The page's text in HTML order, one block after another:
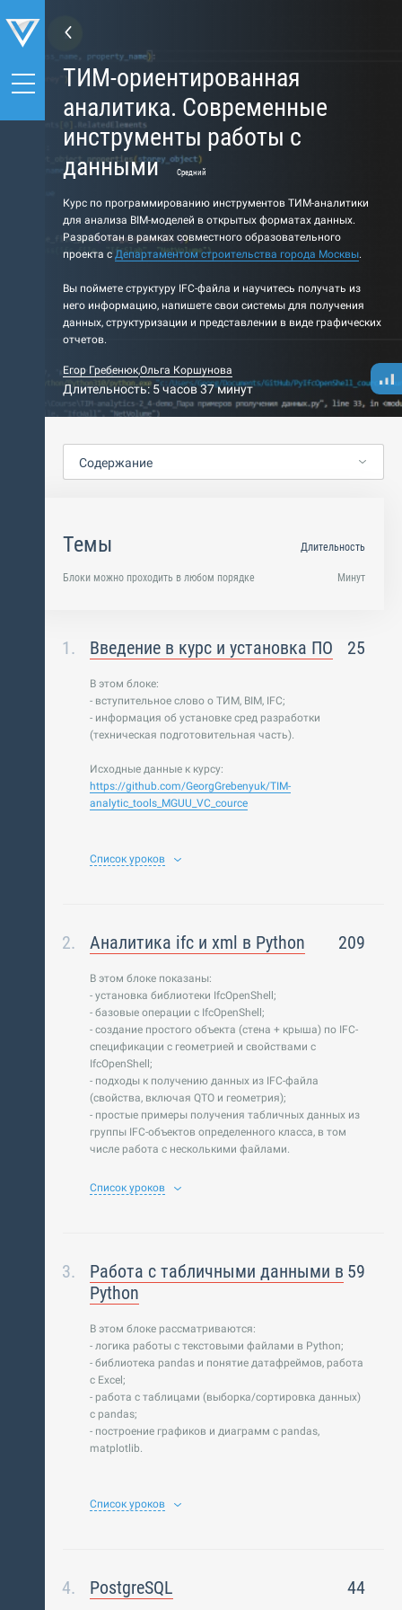
ТИМ-ориентированная
аналитика. Современные
инструменты работы с
данными
Средний
Курс по программированию инструментов ТИМ-аналитики
для анализа BIM-моделей в открытых форматах данных.
Разработан в рамках совместного образовательного
проекта с Департаментом строительства города Москвы.
Вы поймете структуру IFC-файла и научитесь получать из
него информацию, напишете свои системы для получения
данных, структуризации и представлении в виде графических
отчетов.
Егор Гребенюк,Ольга Коршунова
Длительность: 5 часов 37 минут
Содержание
Темы
Блоки можно проходить в любом порядке
Длительность
Минут
Введение в курс и установка ПО 25
В этом блоке:
- вступительное слово о ТИМ, BIM, IFC;
- информация об установке сред разработки
(техническая подготовительная часть).
Исходные данные к курсу:
https://github.com/GeorgGrebenyuk/TIM-
analytic_tools_MGUU_VC_cource
Список уроков
Аналитика ifc и xml в Python 209
В этом блоке показаны:
- установка библиотеки IfcOpenShell;
- базовые операции с IfcOpenShell;
- создание простого объекта (стена + крыша) по IFC-
спецификации с геометрией и свойствами с
IfcOpenShell;
- подходы к получению данных из IFC-файла
(свойства, включая QTO и геометрия);
- простые примеры получения табличных данных из
группы IFC-объектов определенного класса, в том
числе работа с несколькими файлами.
Список уроков
Работа с табличными данными в
Python
59
В этом блоке рассматриваются:
- логика работы с текстовыми файлами в Python;
- библиотека pandas и понятие датафреймов, работа
с Excel;
- работа с таблицами (выборка/сортировка данных)
с pandas;
- построение графиков и диаграмм с pandas,
matplotlib.
Список уроков
PostgreSQL 44